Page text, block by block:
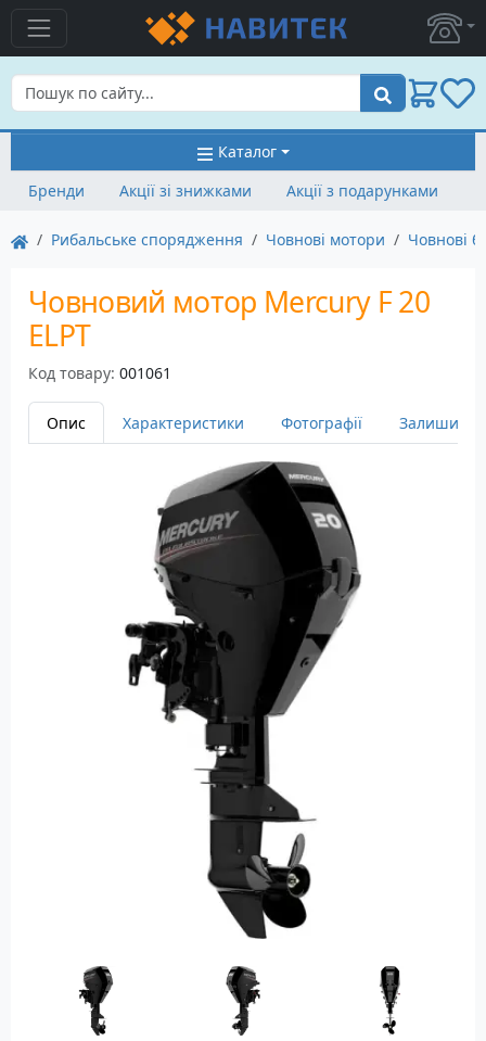
Пошук
Каталог
Бренди
Акції зі знижками Акції з подарунками
Рибальське спорядження Човнові мотори Човнові
Човновий мотор Mercury F 20
ELPT
Код товару: 001061
Опис Характеристики Фотографії Залишити